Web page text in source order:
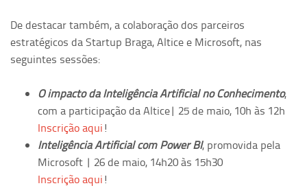
De destacar também, a colaboração dos parceiros
estratégicos da Startup Braga, Altice e Microsoft, nas
seguintes sessões:
O impacto da Inteligência Artificial no Conhecimento,
com a participação da Altice| 25 de maio, 10h às 12h
Inscrição aqui!
Inteligência Artificial com Power BI, promovida pela
Microsoft | 26 de maio, 14h20 às 15h30
Inscrição aqui!